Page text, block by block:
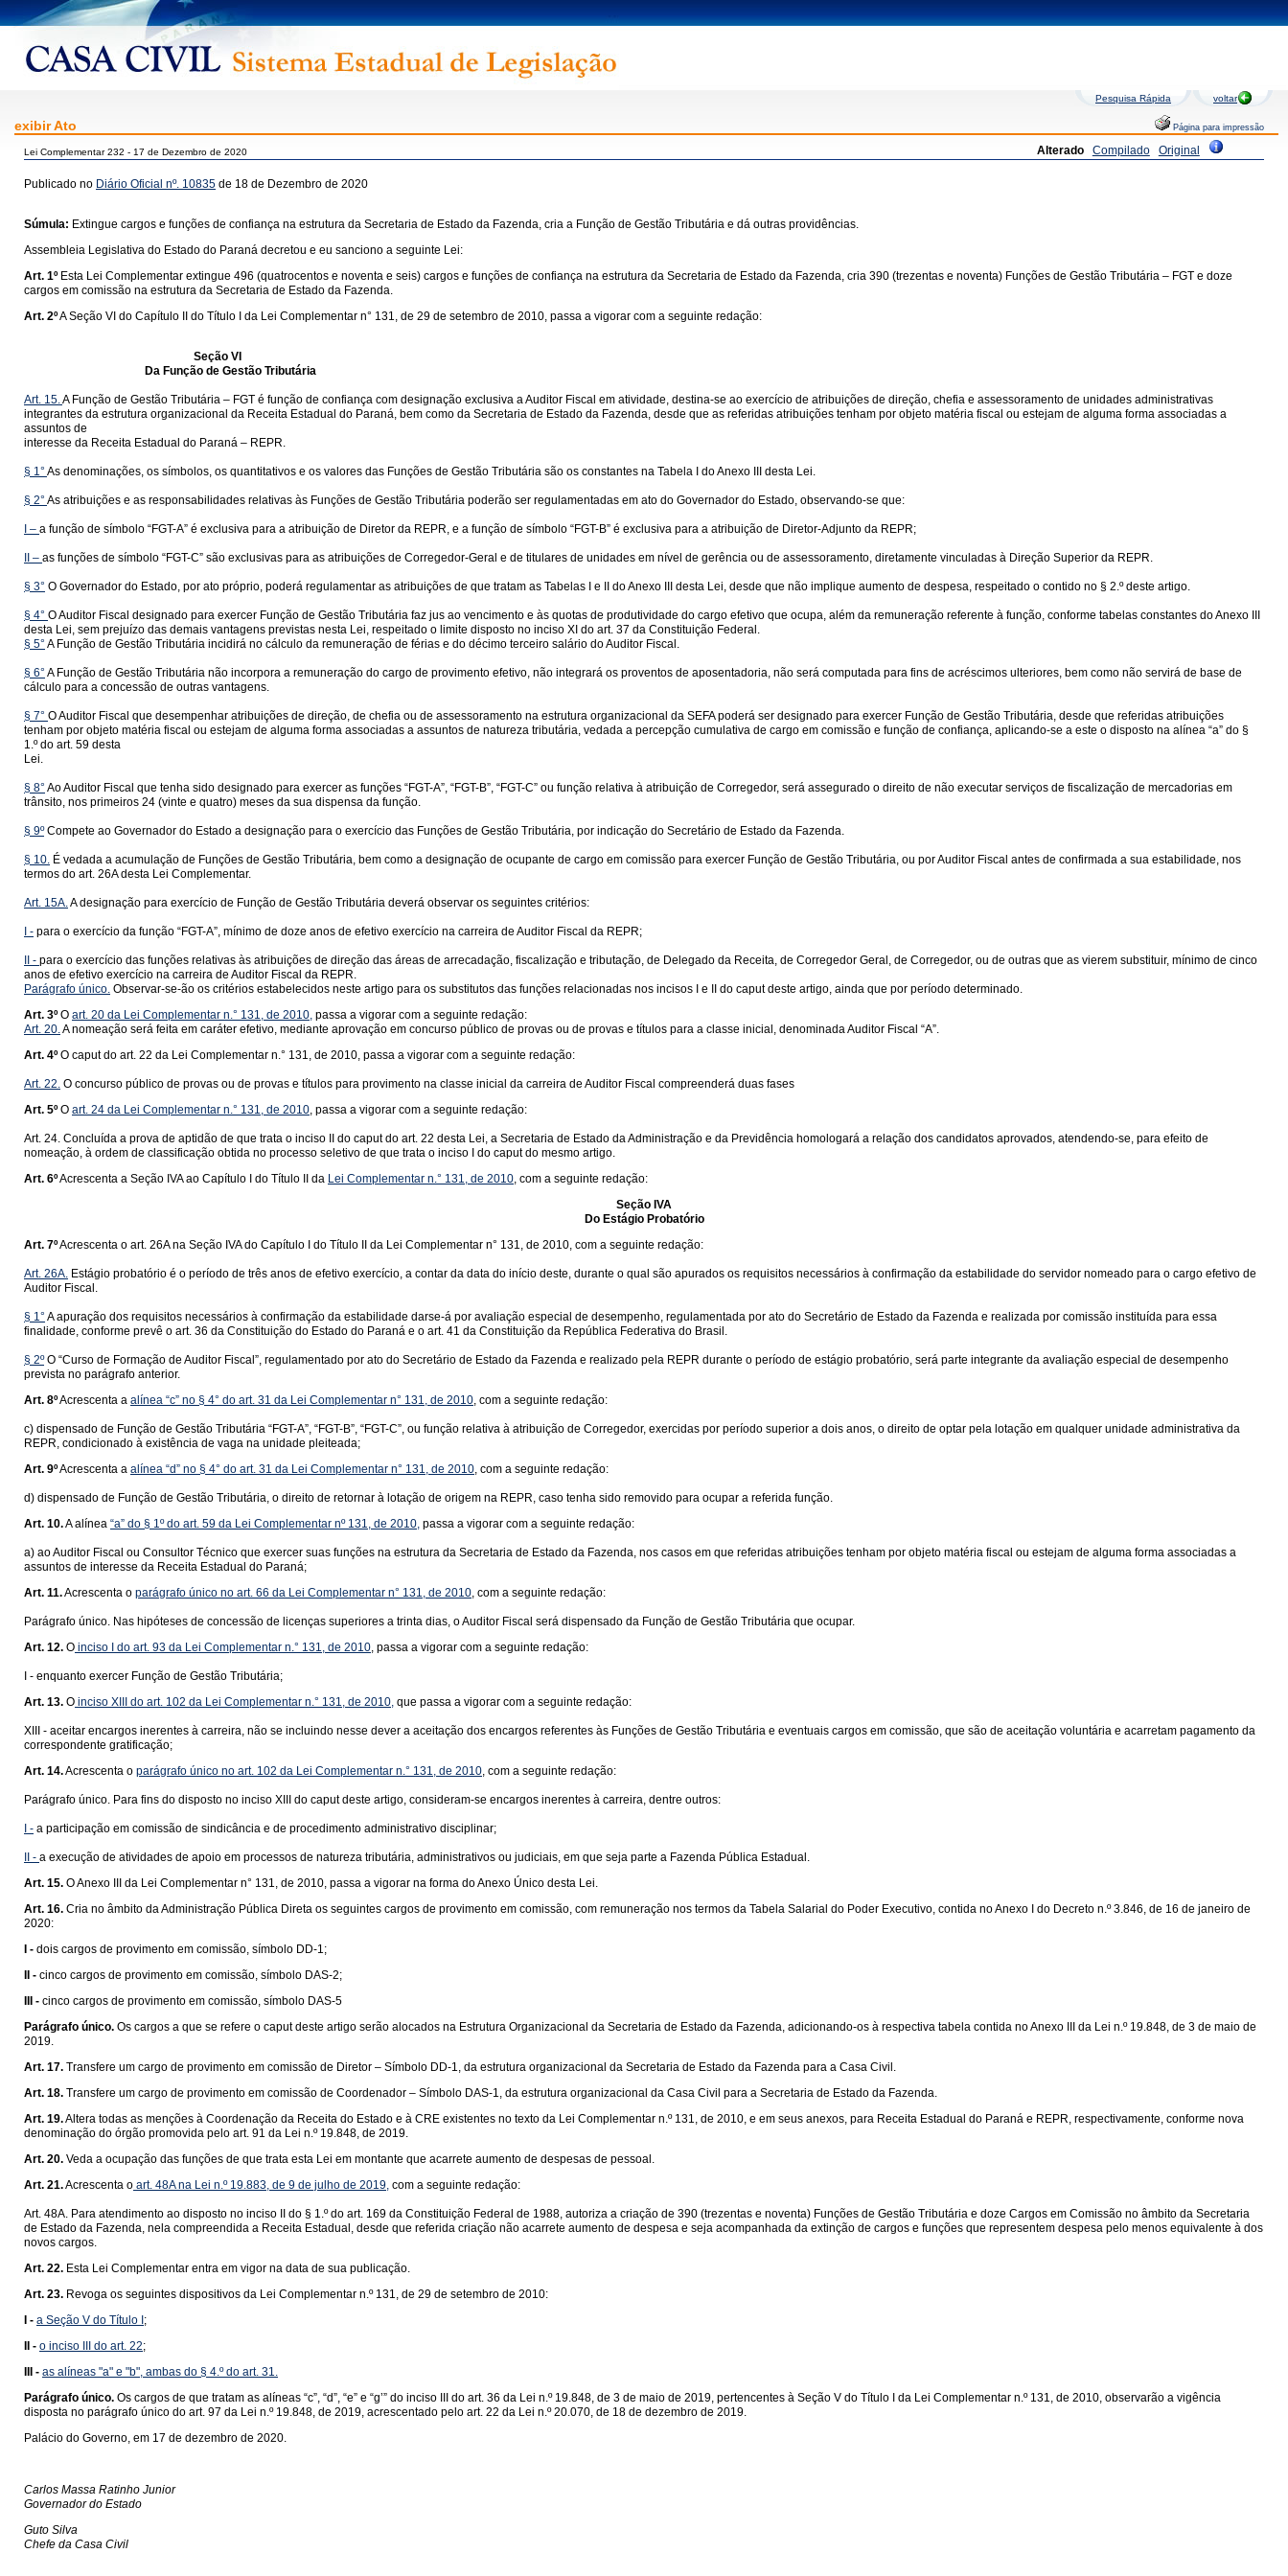
Pesquisa Rápida voltar
exibir Ato Página para impressão
Alterado Compilado Original
Lei Complementar 232 - 17 de Dezembro de 2020
Publicado no Diário Oficial nº. 10835 de 18 de Dezembro de 2020
Súmula: Extingue cargos e funções de confiança na estrutura da Secretaria de Estado da Fazenda, cria a Função de Gestão Tributária e dá outras providências.
Assembleia Legislativa do Estado do Paraná decretou e eu sanciono a seguinte Lei:
Art. 1º Esta Lei Complementar extingue 496 (quatrocentos e noventa e seis) cargos e funções de confiança na estrutura da Secretaria de Estado da Fazenda, cria 390 (trezentas e noventa) Funções de Gestão Tributária – FGT e doze
cargos em comissão na estrutura da Secretaria de Estado da Fazenda.
Art. 2ºA Seção VI do Capítulo II do Título I da Lei Complementar n° 131, de 29 de setembro de 2010, passa a vigorar com a seguinte redação:
Seção VI
Da Função de Gestão Tributária
Art. 15.A Função de Gestão Tributária – FGT é função de confiança com designação exclusiva a Auditor Fiscal em atividade, destina-se ao exercício de atribuições de direção, chefia e assessoramento de unidades administrativas
integrantes da estrutura organizacional da Receita Estadual do Paraná, bem como da Secretaria de Estado da Fazenda, desde que as referidas atribuições tenham por objeto matéria fiscal ou estejam de alguma forma associadas a
assuntos de
interesse da Receita Estadual do Paraná – REPR.
§ 1° As denominações, os símbolos, os quantitativos e os valores das Funções de Gestão Tributária são os constantes na Tabela I do Anexo III desta Lei.
§ 2° As atribuições e as responsabilidades relativas às Funções de Gestão Tributária poderão ser regulamentadas em ato do Governador do Estado, observando-se que:
I – a função de símbolo “FGT-A” é exclusiva para a atribuição de Diretor da REPR, e a função de símbolo “FGT-B” é exclusiva para a atribuição de Diretor-Adjunto da REPR;
II – as funções de símbolo “FGT-C” são exclusivas para as atribuições de Corregedor-Geral e de titulares de unidades em nível de gerência ou de assessoramento, diretamente vinculadas à Direção Superior da REPR.
§ 3° O Governador do Estado, por ato próprio, poderá regulamentar as atribuições de que tratam as Tabelas I e II do Anexo III desta Lei, desde que não implique aumento de despesa, respeitado o contido no § 2.º deste artigo.
§ 4° O Auditor Fiscal designado para exercer Função de Gestão Tributária faz jus ao vencimento e às quotas de produtividade do cargo efetivo que ocupa, além da remuneração referente à função, conforme tabelas constantes do Anexo III
desta Lei, sem prejuízo das demais vantagens previstas nesta Lei, respeitado o limite disposto no inciso XI do art. 37 da Constituição Federal.
§ 5° A Função de Gestão Tributária incidirá no cálculo da remuneração de férias e do décimo terceiro salário do Auditor Fiscal.
§ 6° A Função de Gestão Tributária não incorpora a remuneração do cargo de provimento efetivo, não integrará os proventos de aposentadoria, não será computada para fins de acréscimos ulteriores, bem como não servirá de base de
cálculo para a concessão de outras vantagens.
§ 7° O Auditor Fiscal que desempenhar atribuições de direção, de chefia ou de assessoramento na estrutura organizacional da SEFA poderá ser designado para exercer Função de Gestão Tributária, desde que referidas atribuições
tenham por objeto matéria fiscal ou estejam de alguma forma associadas a assuntos de natureza tributária, vedada a percepção cumulativa de cargo em comissão e função de confiança, aplicando-se a este o disposto na alínea “a” do §
1.º do art. 59 desta
Lei.
§ 8° Ao Auditor Fiscal que tenha sido designado para exercer as funções “FGT-A”, “FGT-B”, “FGT-C” ou função relativa à atribuição de Corregedor, será assegurado o direito de não executar serviços de fiscalização de mercadorias em
trânsito, nos primeiros 24 (vinte e quatro) meses da sua dispensa da função.
§ 9ºCompete ao Governador do Estado a designação para o exercício das Funções de Gestão Tributária, por indicação do Secretário de Estado da Fazenda.
§ 10. É vedada a acumulação de Funções de Gestão Tributária, bem como a designação de ocupante de cargo em comissão para exercer Função de Gestão Tributária, ou por Auditor Fiscal antes de confirmada a sua estabilidade, nos
termos do art. 26A desta Lei Complementar.
Art. 15A.A designação para exercício de Função de Gestão Tributária deverá observar os seguintes critérios:
I - para o exercício da função “FGT-A”, mínimo de doze anos de efetivo exercício na carreira de Auditor Fiscal da REPR;
II - para o exercício das funções relativas às atribuições de direção das áreas de arrecadação, fiscalização e tributação, de Delegado da Receita, de Corregedor Geral, de Corregedor, ou de outras que as vierem substituir, mínimo de cinco
anos de efetivo exercício na carreira de Auditor Fiscal da REPR.
Parágrafo único. Observar-se-ão os critérios estabelecidos neste artigo para os substitutos das funções relacionadas nos incisos I e II do caput deste artigo, ainda que por período determinado.
Art. 3º O art. 20 da Lei Complementar n.° 131, de 2010, passa a vigorar com a seguinte redação:
Art. 20.A nomeação será feita em caráter efetivo, mediante aprovação em concurso público de provas ou de provas e títulos para a classe inicial, denominada Auditor Fiscal “A”.
Art. 4º O caput do art. 22 da Lei Complementar n.° 131, de 2010, passa a vigorar com a seguinte redação:
Art. 22. O concurso público de provas ou de provas e títulos para provimento na classe inicial da carreira de Auditor Fiscal compreenderá duas fases
Art. 5º O art. 24 da Lei Complementar n.° 131, de 2010, passa a vigorar com a seguinte redação:
Art. 24. Concluída a prova de aptidão de que trata o inciso II do caput do art. 22 desta Lei, a Secretaria de Estado da Administração e da Previdência homologará a relação dos candidatos aprovados, atendendo-se, para efeito de
nomeação, à ordem de classificação obtida no processo seletivo de que trata o inciso I do caput do mesmo artigo.
Art. 6ºAcrescenta a Seção IVA ao Capítulo I do Título II da Lei Complementar n.° 131, de 2010, com a seguinte redação:
Seção IVA
Do Estágio Probatório
Art. 7ºAcrescenta o art. 26A na Seção IVA do Capítulo I do Título II da Lei Complementar n° 131, de 2010, com a seguinte redação:
Art. 26A. Estágio probatório é o período de três anos de efetivo exercício, a contar da data do início deste, durante o qual são apurados os requisitos necessários à confirmação da estabilidade do servidor nomeado para o cargo efetivo de
Auditor Fiscal.
§ 1° A apuração dos requisitos necessários à confirmação da estabilidade darse-á por avaliação especial de desempenho, regulamentada por ato do Secretário de Estado da Fazenda e realizada por comissão instituída para essa
finalidade, conforme prevê o art. 36 da Constituição do Estado do Paraná e o art. 41 da Constituição da República Federativa do Brasil.
§ 2ºO “Curso de Formação de Auditor Fiscal”, regulamentado por ato do Secretário de Estado da Fazenda e realizado pela REPR durante o período de estágio probatório, será parte integrante da avaliação especial de desempenho
prevista no parágrafo anterior.
Art. 8ºAcrescenta a alínea “c” no § 4° do art. 31 da Lei Complementar n° 131, de 2010, com a seguinte redação:
c) dispensado de Função de Gestão Tributária “FGT-A”, “FGT-B”, “FGT-C”, ou função relativa à atribuição de Corregedor, exercidas por período superior a dois anos, o direito de optar pela lotação em qualquer unidade administrativa da
REPR, condicionado à existência de vaga na unidade pleiteada;
Art. 9ºAcrescenta a alínea “d” no § 4° do art. 31 da Lei Complementar n° 131, de 2010, com a seguinte redação:
d) dispensado de Função de Gestão Tributária, o direito de retornar à lotação de origem na REPR, caso tenha sido removido para ocupar a referida função.
Art. 10.A alínea “a” do § 1º do art. 59 da Lei Complementar nº 131, de 2010, passa a vigorar com a seguinte redação:
a) ao Auditor Fiscal ou Consultor Técnico que exercer suas funções na estrutura da Secretaria de Estado da Fazenda, nos casos em que referidas atribuições tenham por objeto matéria fiscal ou estejam de alguma forma associadas a
assuntos de interesse da Receita Estadual do Paraná;
Art. 11.Acrescenta o parágrafo único no art. 66 da Lei Complementar n° 131, de 2010, com a seguinte redação:
Parágrafo único. Nas hipóteses de concessão de licenças superiores a trinta dias, o Auditor Fiscal será dispensado da Função de Gestão Tributária que ocupar.
Art. 12. O inciso I do art. 93 da Lei Complementar n.° 131, de 2010, passa a vigorar com a seguinte redação:
I - enquanto exercer Função de Gestão Tributária;
Art. 13. O inciso XIII do art. 102 da Lei Complementar n.° 131, de 2010, que passa a vigorar com a seguinte redação:
XIII - aceitar encargos inerentes à carreira, não se incluindo nesse dever a aceitação dos encargos referentes às Funções de Gestão Tributária e eventuais cargos em comissão, que são de aceitação voluntária e acarretam pagamento da
correspondente gratificação;
Art. 14.Acrescenta o parágrafo único no art. 102 da Lei Complementar n.° 131, de 2010, com a seguinte redação:
Parágrafo único. Para fins do disposto no inciso XIII do caput deste artigo, consideram-se encargos inerentes à carreira, dentre outros:
I - a participação em comissão de sindicância e de procedimento administrativo disciplinar;
II - a execução de atividades de apoio em processos de natureza tributária, administrativos ou judiciais, em que seja parte a Fazenda Pública Estadual.
Art. 15. O Anexo III da Lei Complementar n° 131, de 2010, passa a vigorar na forma do Anexo Único desta Lei.
Art. 16. Cria no âmbito da Administração Pública Direta os seguintes cargos de provimento em comissão, com remuneração nos termos da Tabela Salarial do Poder Executivo, contida no Anexo I do Decreto n.º 3.846, de 16 de janeiro de
2020:
I - dois cargos de provimento em comissão, símbolo DD-1;
II - cinco cargos de provimento em comissão, símbolo DAS-2;
III - cinco cargos de provimento em comissão, símbolo DAS-5
Parágrafo único. Os cargos a que se refere o caput deste artigo serão alocados na Estrutura Organizacional da Secretaria de Estado da Fazenda, adicionando-os à respectiva tabela contida no Anexo III da Lei n.º 19.848, de 3 de maio de
2019.
Art. 17. Transfere um cargo de provimento em comissão de Diretor – Símbolo DD-1, da estrutura organizacional da Secretaria de Estado da Fazenda para a Casa Civil.
Art. 18. Transfere um cargo de provimento em comissão de Coordenador – Símbolo DAS-1, da estrutura organizacional da Casa Civil para a Secretaria de Estado da Fazenda.
Art. 19.Altera todas as menções à Coordenação da Receita do Estado e à CRE existentes no texto da Lei Complementar n.º 131, de 2010, e em seus anexos, para Receita Estadual do Paraná e REPR, respectivamente, conforme nova
denominação do órgão promovida pelo art. 91 da Lei n.º 19.848, de 2019.
Art. 20. Veda a ocupação das funções de que trata esta Lei em montante que acarrete aumento de despesas de pessoal.
Art. 21.Acrescenta o art. 48A na Lei n.º 19.883, de 9 de julho de 2019, com a seguinte redação:
Art. 48A. Para atendimento ao disposto no inciso II do § 1.º do art. 169 da Constituição Federal de 1988, autoriza a criação de 390 (trezentas e noventa) Funções de Gestão Tributária e doze Cargos em Comissão no âmbito da Secretaria
de Estado da Fazenda, nela compreendida a Receita Estadual, desde que referida criação não acarrete aumento de despesa e seja acompanhada da extinção de cargos e funções que representem despesa pelo menos equivalente à dos
novos cargos.
Art. 22. Esta Lei Complementar entra em vigor na data de sua publicação.
Art. 23. Revoga os seguintes dispositivos da Lei Complementar n.º 131, de 29 de setembro de 2010:
I - a Seção V do Título I ;
II - o inciso III do art. 22;
III - as alíneas "a" e "b", ambas do § 4.º do art. 31.
Parágrafo único. Os cargos de que tratam as alíneas “c”, “d”, “e” e “g’” do inciso III do art. 36 da Lei n.º 19.848, de 3 de maio de 2019, pertencentes à Seção V do Título I da Lei Complementar n.º 131, de 2010, observarão a vigência
disposta no parágrafo único do art. 97 da Lei n.º 19.848, de 2019, acrescentado pelo art. 22 da Lei n.º 20.070, de 18 de dezembro de 2019.
Palácio do Governo, em 17 de dezembro de 2020.
Carlos Massa Ratinho Junior
Governador do Estado
Guto Silva
Chefe da Casa Civil